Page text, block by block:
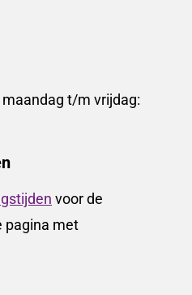
t/m vrijdag:
voor de
pagina met